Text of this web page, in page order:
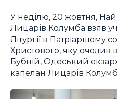
У неділю, 20 жовтня,
Лицарів Колумба взяв
Літургії в Патріаршому
Христового, яку
Бубній, Одеський
капелан Лицарів